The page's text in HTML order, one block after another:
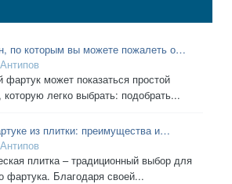
по которым вы можете пожалеть о
фартука: распространенные
стоит избегать.
фартук может показаться простой
легко выбрать: подобрать...
из плитки: преимущества и
для вашей кухни
плитка – традиционный выбор для
фартука. Благодаря своей...